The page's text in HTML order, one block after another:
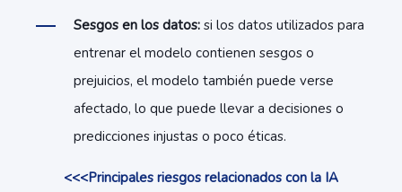
Sesgos en los datos: si los datos utilizados para
entrenar el modelo contienen sesgos o
prejuicios, el modelo también puede verse
afectado, lo que puede llevar a decisiones o
predicciones injustas o poco éticas.
<<<Principales riesgos relacionados con la IA